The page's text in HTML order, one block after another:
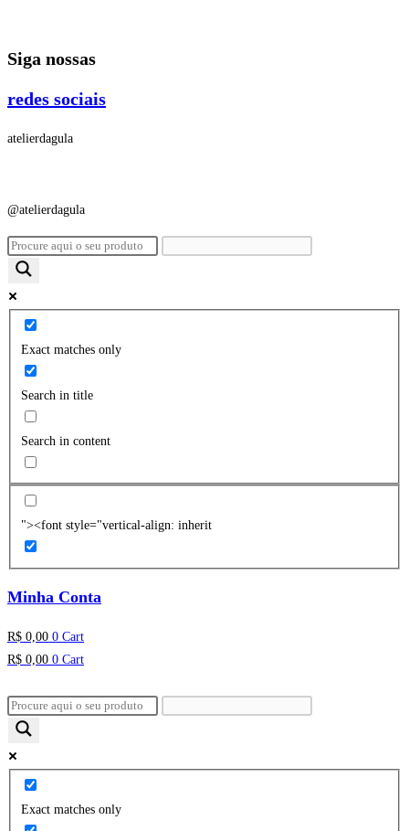
o
Siga nossas
redes sociais
atelierdagula
@atelierdagula
Exact matches only
Search in title
Search in content
"><font style="vertical-align: inherit
Minha Conta
R$ 0,00 0 Cart
R$ 0,00 0 Cart
Exact matches only